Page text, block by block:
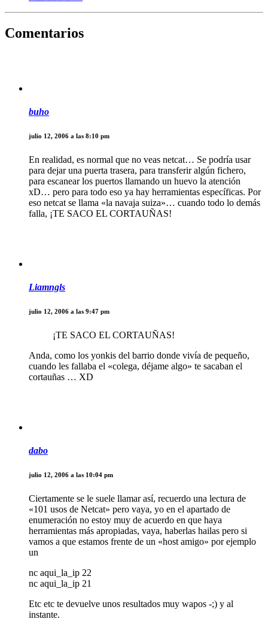
Comentarios
buho
julio 12, 2006 a las 8:10 pm
En realidad, es normal que no veas netcat… Se podría usar
para dejar una puerta trasera, para transferir algún fichero,
para escanear los puertos llamando un huevo la atención
xD… pero para todo eso ya hay herramientas específicas. Por
eso netcat se llama «la navaja suiza»… cuando todo lo demás
falla, ¡TE SACO EL CORTAUÑAS!
Liamngls
julio 12, 2006 a las 9:47 pm
¡TE SACO EL CORTAUÑAS!
Anda, como los yonkis del barrio donde vivía de pequeño,
cuando les fallaba el «colega, déjame algo» te sacaban el
cortauñas … XD
dabo
julio 12, 2006 a las 10:04 pm
Ciertamente se le suele llamar así, recuerdo una lectura de
«101 usos de Netcat» pero vaya, yo en el apartado de
enumeración no estoy muy de acuerdo en que haya
herramientas más apropiadas, vaya, haberlas hailas pero si
vamos a que estamos frente de un «host amigo» por ejemplo
un
nc aqui_la_ip 22
nc aqui_la_ip 21
Etc etc te devuelve unos resultados muy wapos -;) y al
instante.